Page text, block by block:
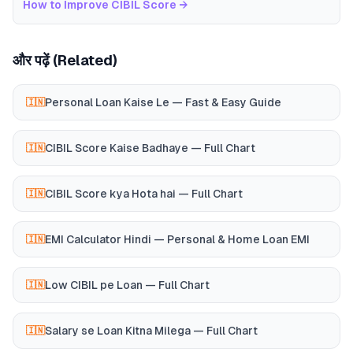
How to Improve CIBIL Score →
और पढ़ें (Related)
🇮🇳Personal Loan Kaise Le — Fast & Easy Guide
🇮🇳CIBIL Score Kaise Badhaye — Full Chart
🇮🇳CIBIL Score kya Hota hai — Full Chart
🇮🇳EMI Calculator Hindi — Personal & Home Loan EMI
🇮🇳Low CIBIL pe Loan — Full Chart
🇮🇳Salary se Loan Kitna Milega — Full Chart